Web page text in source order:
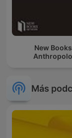
New
Más